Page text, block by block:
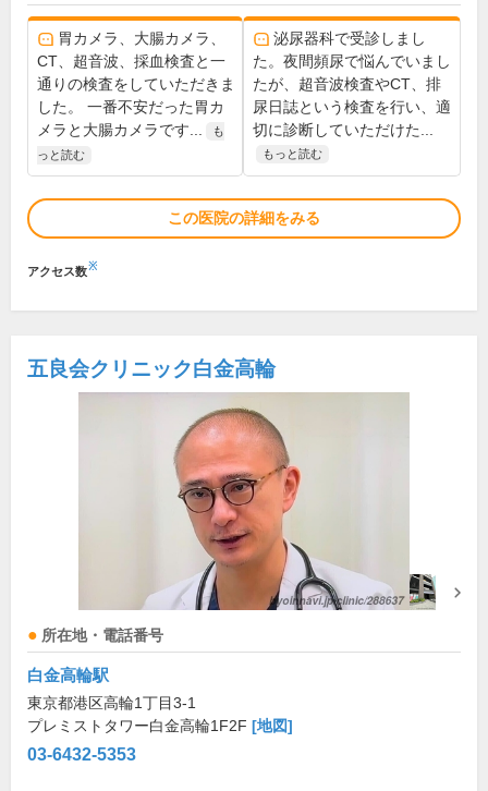
胃カメラ、大腸カメラ、
CT、超音波、採血検査と一
通りの検査をしていただきま
した。 一番不安だった胃カ
メラと大腸カメラです...
も
っと読む
泌尿器科で受診しまし
た。夜間頻尿で悩んでいまし
たが、超音波検査やCT、排
尿日誌という検査を行い、適
切に診断していただけた...
もっと読む
この医院の詳細をみる
アクセス数※
五良会クリニック白金高輪
所在地・電話番号
白金高輪駅
東京都港区高輪1丁目3-1
プレミストタワー白金高輪1F2F [地図]
03-6432-5353